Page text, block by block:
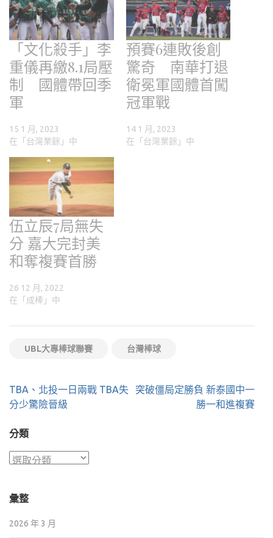
「文化殺手」李
重儀再繳8.1局壓
制 國體帶回季
軍
15 1 月, 2023
在「台灣業餘」中
預賽6連敗後創
驚奇 南華打退
衛冕軍國體首闖
冠軍戰
14 1 月, 2023
在「台灣業餘」中
伍立辰7局無失
分 嘉大完封美
和奪複賽首勝
26 12 月, 2022
在「成棒」中
UBL大專棒球聯賽 台灣棒球
文
章
覽
TBA、北投一日兩戰 TBA失
分少驚險晉級
突破僵局定勝負 新泰國中一
勝一和進複賽
分類
分
彙整
2026 年 3 月